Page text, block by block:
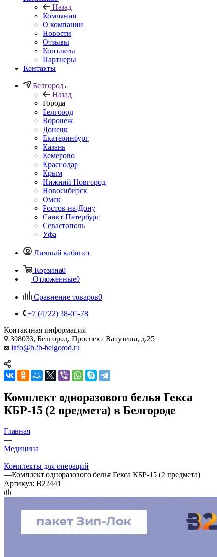
Назад
Компания
О компании
Новости
Отзывы
Контакты
Партнеры
Контакты
Белгород
Назад
Города
Белгород
Воронеж
Донецк
Екатеринбург
Казань
Кемерово
Краснодар
Крым
Нижний Новгород
Новосибирск
Омск
Ростов-на-Дону
Санкт-Петербург
Севастополь
Уфа
Личный кабинет
Корзина0
Отложенные0
Сравнение товаров0
+7 (4722) 38-05-78
Контактная информация
308033, Белгород, Проспект Ватутина, д.25
info@b2b-belgorod.ru
Комплект одноразового белья Гекса
КБР-15 (2 предмета) в Белгороде
Главная
—
Медицина
—
Комплекты для операций
—Комплект одноразового белья Гекса КБР-15 (2 предмета)
Артикул: B22441